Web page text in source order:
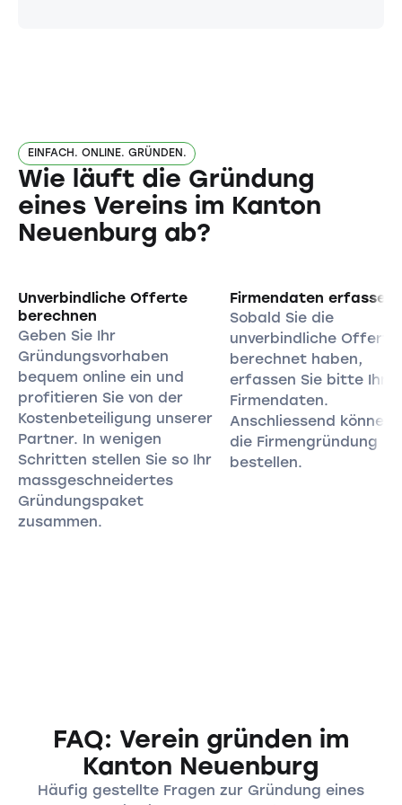
EINFACH. ONLINE. GRÜNDEN.
Wie läuft die Gründung
eines Vereins im Kanton
Neuenburg ab?
Unverbindliche Offerte
berechnen
Geben Sie Ihr
Gründungsvorhaben
bequem online ein und
profitieren Sie von der
Kostenbeteiligung unserer
Partner. In wenigen
Schritten stellen Sie so Ihr
massgeschneidertes
Gründungspaket
zusammen.
Firmendaten erfassen
Sobald Sie die
unverbindliche Offerte
berechnet haben,
erfassen Sie bitte Ihre
Firmendaten.
Anschliessend können
die Firmengründung
bestellen.
FAQ: Verein gründen im
Kanton Neuenburg
Häufig gestellte Fragen zur Gründung eines